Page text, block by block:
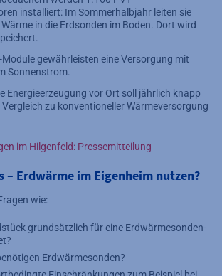
installiert: Im Sommerhalbjahr leiten sie
in die Erdsonden im Boden. Dort wird
Module gewährleisten eine Versorgung mit
Sonnenstrom.
Energieerzeugung vor Ort soll jährlich knapp
Vergleich zu konventioneller Wärmeversorgung
im Hilgenfeld: Pressemitteilung
– Erdwärme im Eigenheim nutzen?
wie:
grundsätzlich für eine Erdwärmesonden-
Erdwärmesonden?